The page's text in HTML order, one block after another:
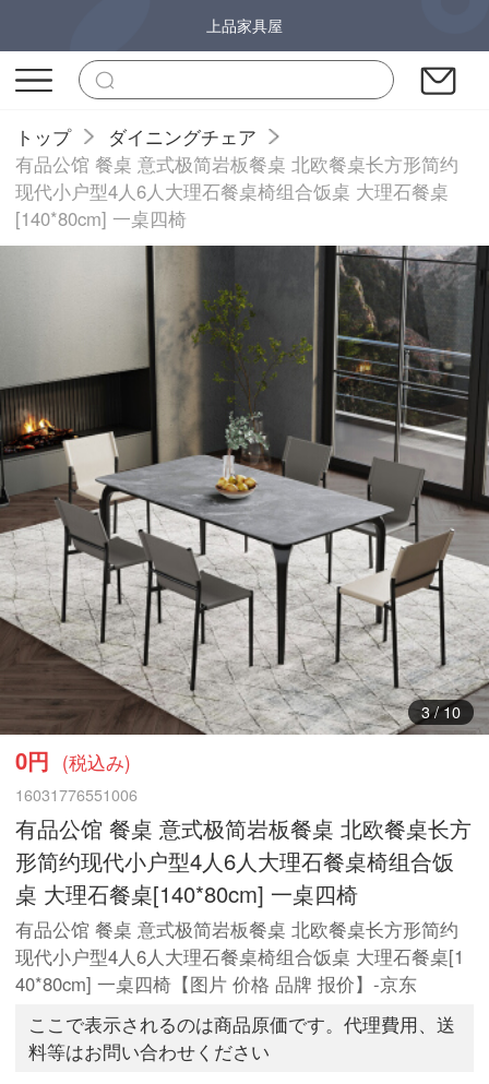
上品家具屋
トップ
ダイニングチェア
有品公馆 餐桌 意式极简岩板餐桌 北欧餐桌长方形简约
现代小户型4人6人大理石餐桌椅组合饭桌 大理石餐桌
[140*80cm] 一桌四椅
3/10
0円 (税込み)
16031776551006
有品公馆 餐桌 意式极简岩板餐桌 北欧餐桌长方
形简约现代小户型4人6人大理石餐桌椅组合饭
桌 大理石餐桌[140*80cm] 一桌四椅
有品公馆 餐桌 意式极简岩板餐桌 北欧餐桌长方形简约
现代小户型4人6人大理石餐桌椅组合饭桌 大理石餐桌[1
40*80cm] 一桌四椅【图片 价格 品牌 报价】-京东
ここで表示されるのは商品原価です。代理費用、送
料等はお問い合わせください